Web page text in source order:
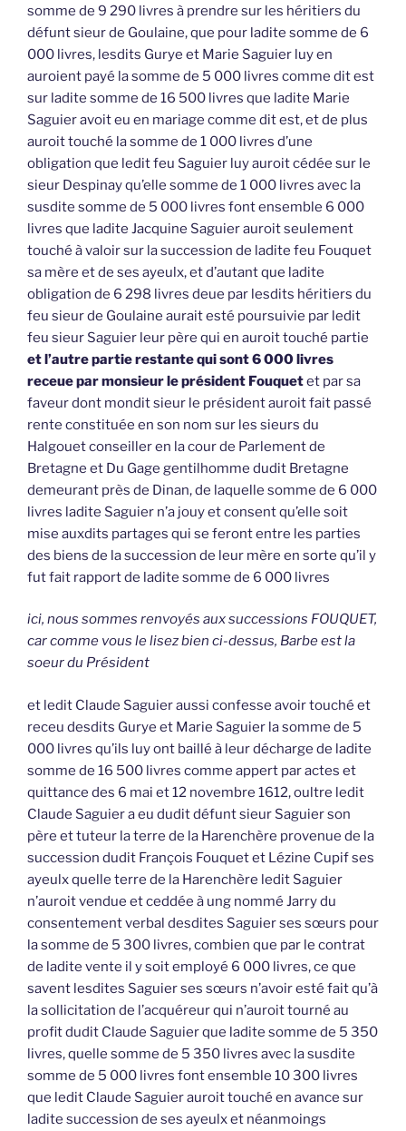
somme de 9 290 livres à prendre sur les héritiers du
défunt sieur de Goulaine, que pour ladite somme de 6
000 livres, lesdits Gurye et Marie Saguier luy en
auroient payé la somme de 5 000 livres comme dit est
sur ladite somme de 16 500 livres que ladite Marie
Saguier avoit eu en mariage comme dit est, et de plus
auroit touché la somme de 1 000 livres d’une
obligation que ledit feu Saguier luy auroit cédée sur le
sieur Despinay qu’elle somme de 1 000 livres avec la
susdite somme de 5 000 livres font ensemble 6 000
livres que ladite Jacquine Saguier auroit seulement
touché à valoir sur la succession de ladite feu Fouquet
sa mère et de ses ayeulx, et d’autant que ladite
obligation de 6 298 livres deue par lesdits héritiers du
feu sieur de Goulaine aurait esté poursuivie par ledit
feu sieur Saguier leur père qui en auroit touché partie
et l’autre partie restante qui sont 6 000 livres
receue par monsieur le président Fouquetet par sa
faveur dont mondit sieur le président auroit fait passé
rente constituée en son nom sur les sieurs du
Halgouet conseiller en la cour de Parlement de
Bretagne et Du Gage gentilhomme dudit Bretagne
demeurant près de Dinan, de laquelle somme de 6 000
livres ladite Saguier n’a jouy et consent qu’elle soit
mise auxdits partages qui se feront entre les parties
des biens de la succession de leur mère en sorte qu’il y
fut fait rapport de ladite somme de 6 000 livres
ici, nous sommes renvoyés aux successions FOUQUET,
car comme vous le lisez bien ci-dessus, Barbe est la
soeur du Président
et ledit Claude Saguier aussi confesse avoir touché et
receu desdits Gurye et Marie Saguier la somme de 5
000 livres qu’ils luy ont baillé à leur décharge de ladite
somme de 16 500 livres comme appert par actes et
quittance des 6 mai et 12 novembre 1612, oultre ledit
Claude Saguier a eu dudit défunt sieur Saguier son
père et tuteur la terre de la Harenchère provenue de la
succession dudit François Fouquet et Lézine Cupif ses
ayeulx quelle terre de la Harenchère ledit Saguier
n’auroit vendue et ceddée à ung nommé Jarry du
consentement verbal desdites Saguier ses sœurs pour
la somme de 5 300 livres, combien que par le contrat
de ladite vente il y soit employé 6 000 livres, ce que
savent lesdites Saguier ses sœurs n’avoir esté fait qu’à
la sollicitation de l’acquéreur qui n’auroit tourné au
profit dudit Claude Saguier que ladite somme de 5 350
livres, quelle somme de 5 350 livres avec la susdite
somme de 5 000 livres font ensemble 10 300 livres
que ledit Claude Saguier auroit touché en avance sur
ladite succession de ses ayeulx et néanmoings